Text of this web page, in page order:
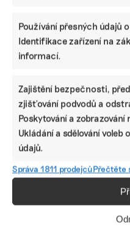
Používání přesných údajů
Identifikace zařízení na
informací.
Zajištění bezpečnosti,
zjišťování podvodů a
Poskytování a zobrazování
Ukládání a sdělování voleb
údajů.
Správa 1811 prodejcůPřečtěte
myslí
ODEBÍREJTE NÁŠ NEWSLETTER